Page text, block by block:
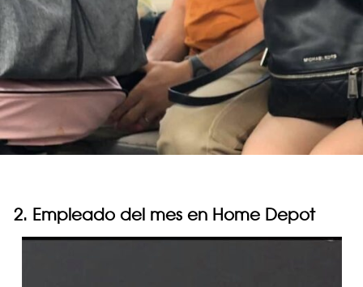
2. Empleado del mes en Home Depot